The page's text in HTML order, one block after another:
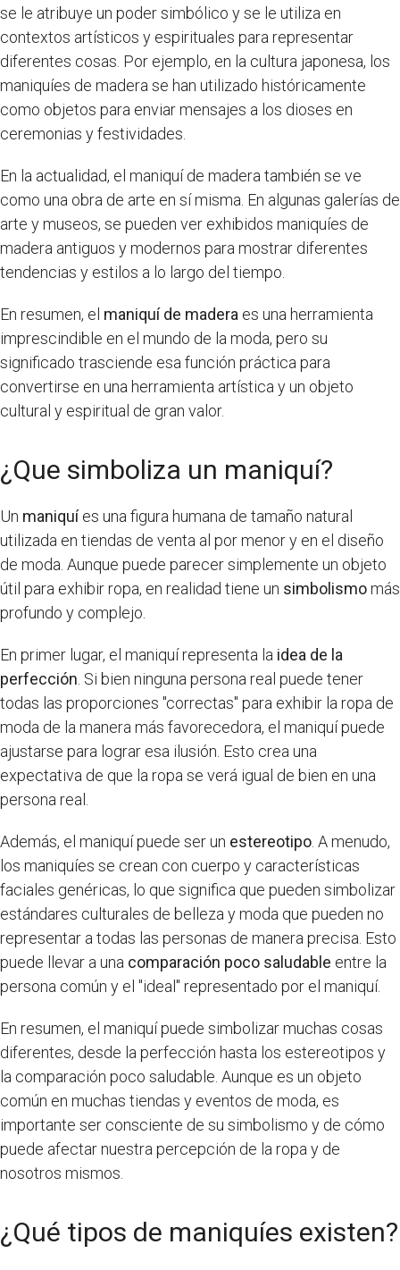
se le atribuye un poder simbólico y se le utiliza en
contextos artísticos y espirituales para representar
diferentes cosas. Por ejemplo, en la cultura japonesa, los
maniquíes de madera se han utilizado históricamente
como objetos para enviar mensajes a los dioses en
ceremonias y festividades.
En la actualidad, el maniquí de madera también se ve
como una obra de arte en sí misma. En algunas galerías de
arte y museos, se pueden ver exhibidos maniquíes de
madera antiguos y modernos para mostrar diferentes
tendencias y estilos a lo largo del tiempo.
En resumen, el maniquí de madera es una herramienta
imprescindible en el mundo de la moda, pero su
significado trasciende esa función práctica para
convertirse en una herramienta artística y un objeto
cultural y espiritual de gran valor.
¿Que simboliza un maniquí?
Un maniquíes una figura humana de tamaño natural
utilizada en tiendas de venta al por menor y en el diseño
de moda. Aunque puede parecer simplemente un objeto
útil para exhibir ropa, en realidad tiene un simbolismomás
profundo y complejo.
En primer lugar, el maniquí representa la idea de la
perfección. Si bien ninguna persona real puede tener
todas las proporciones "correctas" para exhibir la ropa de
moda de la manera más favorecedora, el maniquí puede
ajustarse para lograr esa ilusión. Esto crea una
expectativa de que la ropa se verá igual de bien en una
persona real.
Además, el maniquí puede ser un estereotipo. A menudo,
los maniquíes se crean con cuerpo y características
faciales genéricas, lo que significa que pueden simbolizar
estándares culturales de belleza y moda que pueden no
representar a todas las personas de manera precisa. Esto
puede llevar a una comparación poco saludable entre la
persona común y el "ideal" representado por el maniquí.
En resumen, el maniquí puede simbolizar muchas cosas
diferentes, desde la perfección hasta los estereotipos y
la comparación poco saludable. Aunque es un objeto
común en muchas tiendas y eventos de moda, es
importante ser consciente de su simbolismo y de cómo
puede afectar nuestra percepción de la ropa y de
nosotros mismos.
¿Qué tipos de maniquíes existen?